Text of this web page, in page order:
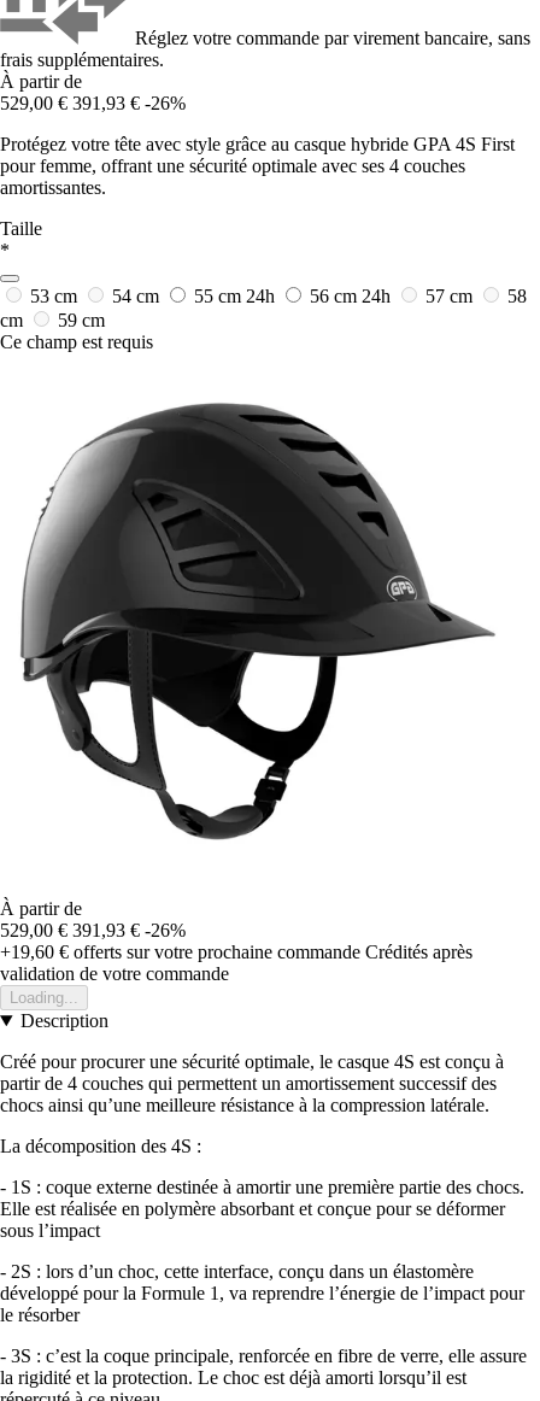
Réglez votre commande par virement bancaire, sans
frais supplémentaires.
À partir de
529,00 € 391,93 € -26%
Protégez votre tête avec style grâce au casque hybride GPA 4S First
pour femme, offrant une sécurité optimale avec ses 4 couches
amortissantes.
Taille
*
53 cm 54 cm 55 cm 24h 56 cm 24h 57 cm
58
cm
59 cm
Ce champ est requis
À partir de
529,00 € 391,93 € -26%
+19,60 € offerts sur votre prochaine commande Crédités après
validation de votre commande
Loading...
Description
Créé pour procurer une sécurité optimale, le casque 4S est conçu à
partir de 4 couches qui permettent un amortissement successif des
chocs ainsi qu’une meilleure résistance à la compression latérale.
La décomposition des 4S :
- 1S : coque externe destinée à amortir une première partie des chocs.
Elle est réalisée en polymère absorbant et conçue pour se déformer
sous l’impact
- 2S : lors d’un choc, cette interface, conçu dans un élastomère
développé pour la Formule 1, va reprendre l’énergie de l’impact pour
le résorber
- 3S : c’est la coque principale, renforcée en fibre de verre, elle assure
la rigidité et la protection. Le choc est déjà amorti lorsqu’il est